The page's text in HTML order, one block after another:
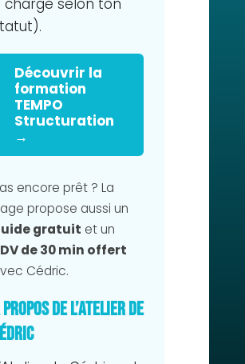
Découvrir la
formation
TEMPO
Structuration
→
encore prêt ? La
propose aussi un
gratuit et un
de 30 min offert
Cédric.
propos de L’Atelier de